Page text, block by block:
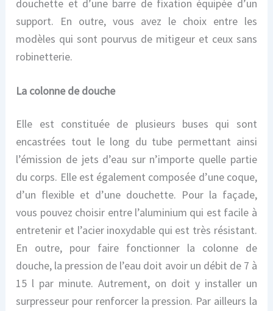
douchette et d’une barre de fixation équipée d’un
support. En outre, vous avez le choix entre les
modèles qui sont pourvus de mitigeur et ceux sans
robinetterie.
La colonne de douche
Elle est constituée de plusieurs buses qui sont
encastrées tout le long du tube permettant ainsi
l’émission de jets d’eau sur n’importe quelle partie
du corps. Elle est également composée d’une coque,
d’un flexible et d’une douchette. Pour la façade,
vous pouvez choisir entre l’aluminium qui est facile à
entretenir et l’acier inoxydable qui est très résistant.
En outre, pour faire fonctionner la colonne de
douche, la pression de l’eau doit avoir un débit de 7 à
15 l par minute. Autrement, on doit y installer un
surpresseur pour renforcer la pression. Par ailleurs la